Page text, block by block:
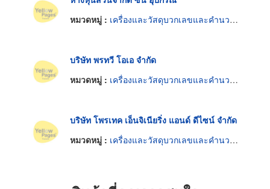
หมวดหมู่ : เครื่องและวัสดุบวกเลขและคำนวณเลข
บริษัท พรทวี โอเอ จำกัด
หมวดหมู่ : เครื่องและวัสดุบวกเลขและคำนวณเลข
บริษัท โพรเทค เอ็นจิเนียริ่ง แอนด์ ดีไซน์ จำกัด
หมวดหมู่ : เครื่องและวัสดุบวกเลขและคำนวณเลข